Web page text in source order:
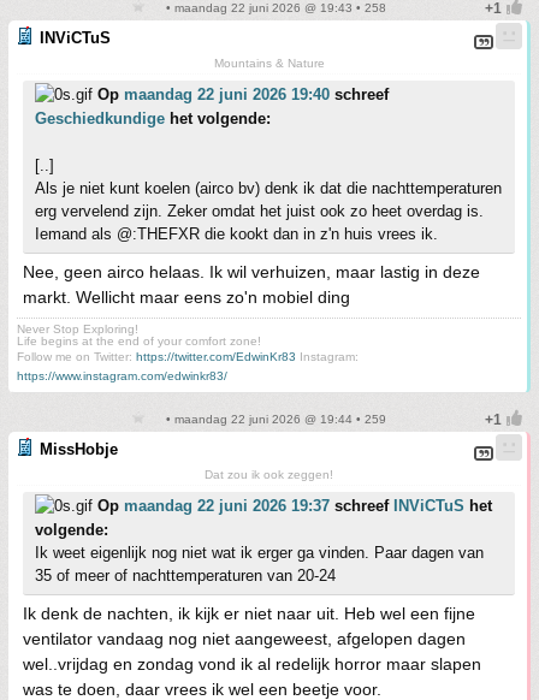
• maandag 22 juni 2026 @ 19:43 • 258
INViCTuS
Mountains & Nature
Op maandag 22 juni 2026 19:40 schreef
Geschiedkundige het volgende:
[..]
Als je niet kunt koelen (airco bv) denk ik dat die nachttemperaturen
erg vervelend zijn. Zeker omdat het juist ook zo heet overdag is.
Iemand als @:THEFXR die kookt dan in z'n huis vrees ik.
Nee, geen airco helaas. Ik wil verhuizen, maar lastig in deze
markt. Wellicht maar eens zo'n mobiel ding
Never Stop Exploring!
Life begins at the end of your comfort zone!
Follow me on Twitter: https://twitter.com/EdwinKr83 Instagram:
https://www.instagram.com/edwinkr83/
• maandag 22 juni 2026 @ 19:44 • 259
MissHobje
Dat zou ik ook zeggen!
Op maandag 22 juni 2026 19:37 schreef INViCTuS het
volgende:
Ik weet eigenlijk nog niet wat ik erger ga vinden. Paar dagen van
35 of meer of nachttemperaturen van 20-24
Ik denk de nachten, ik kijk er niet naar uit. Heb wel een fijne
ventilator vandaag nog niet aangeweest, afgelopen dagen
wel..vrijdag en zondag vond ik al redelijk horror maar slapen
was te doen, daar vrees ik wel een beetje voor.